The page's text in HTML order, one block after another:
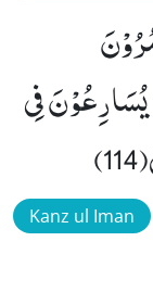
فِی
Kanz ul Iman